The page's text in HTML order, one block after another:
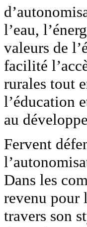
l’eau,
valeurs de
facilité
rurales tout
l’éducation
au
Fervent
Dans les
revenu pour
travers son